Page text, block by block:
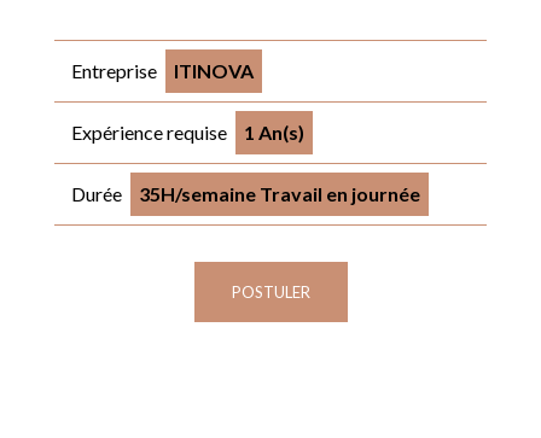
Entreprise ITINOVA
Expérience requise 1 An(s)
Durée 35H/semaine Travail en journée
POSTULER